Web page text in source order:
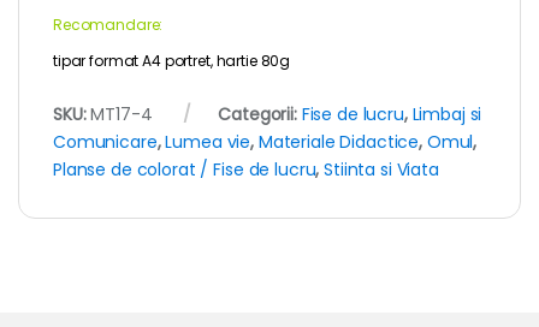
Recomandare:
tipar format A4 portret, hartie 80g
SKU:MT17-4 Categorii: Fise de lucru, Limbaj si
Comunicare,Lumea vie, Materiale Didactice, Omul,
Planse de colorat / Fise de lucru,Stiinta si Viata